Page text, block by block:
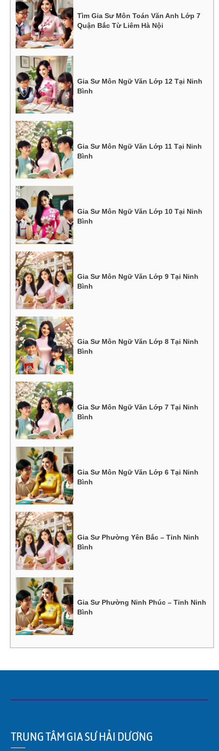
Tìm Gia Sư Môn Toán Văn Anh Lớp 7
Quận Bắc Từ Liêm Hà Nội
Gia Sư Môn Ngữ Văn Lớp 12 Tại Ninh
Bình
Gia Sư Môn Ngữ Văn Lớp 11 Tại Ninh
Bình
Gia Sư Môn Ngữ Văn Lớp 10 Tại Ninh
Bình
Gia Sư Môn Ngữ Văn Lớp 9 Tại Ninh
Bình
Gia Sư Môn Ngữ Văn Lớp 8 Tại Ninh
Bình
Gia Sư Môn Ngữ Văn Lớp 7 Tại Ninh
Bình
Gia Sư Môn Ngữ Văn Lớp 6 Tại Ninh
Bình
Gia Sư Phường Yên Bắc – Tỉnh Ninh
Bình
Gia Sư Phường Ninh Phúc – Tỉnh Ninh
Bình
TRUNG TÂM GIA SƯ HẢI DƯƠNG